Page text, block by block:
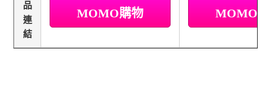
品
連
結
MOMO購物 MOMO